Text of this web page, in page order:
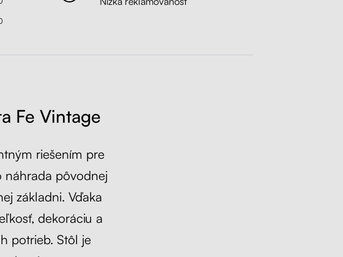
Fe Vintage
riešením pre
náhrada pôvodnej
základni. Vďaka
dekoráciu a
potrieb. Stôl je